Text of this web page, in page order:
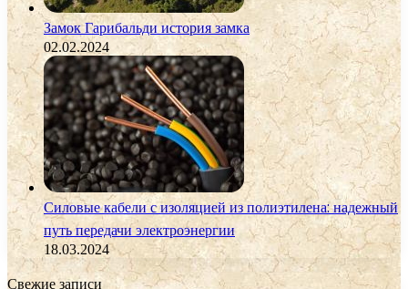
Замок Гарибальди история замка
02.02.2024
Силовые кабели с изоляцией из полиэтилена: надежный
путь передачи электроэнергии
18.03.2024
Свежие записи